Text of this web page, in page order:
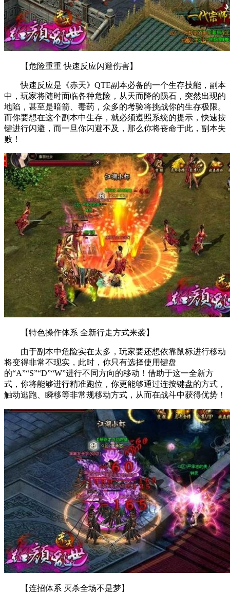
【危险重重 快速反应闪避伤害】
快速反应是《赤天》QTE副本必备的一个生存技能，副本
中，玩家将随时面临各种危险，从天而降的陨石，突然出现的
地陷，甚至是暗箭、毒药，众多的考验将挑战你的生存极限。
而你要想在这个副本中生存，就必须遵照系统的提示，快速按
键进行闪避，而一旦你闪避不及，那么你将丧命于此，副本失
败！
【特色操作体系 全新行走方式来袭】
由于副本中危险实在太多，玩家要还想依靠鼠标进行移动
将变得非常不现实，此时，你只有选择使用键盘
的“A”“S”“D”“W”进行不同方向的移动！借助于这一全新方
式，你将能够进行精准跑位，你更能够通过连按键盘的方式，
触动逃跑、瞬移等非常规移动方式，从而在战斗中获得优势！
【连招体系 灭杀全场不是梦】